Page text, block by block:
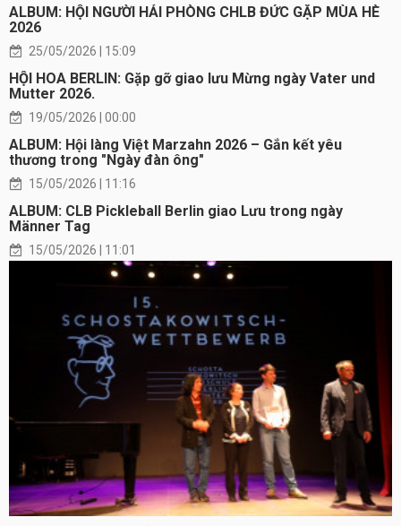
ALBUM: HỘI NGƯỜI HẢI PHÒNG CHLB ĐỨC GẶP MÙA HÈ
2026
25/05/2026 | 15:09
HỘI HOA BERLIN: Gặp gỡ giao lưu Mừng ngày Vater und
Mutter 2026.
19/05/2026 | 00:00
ALBUM: Hội làng Việt Marzahn 2026 – Gắn kết yêu
thương trong "Ngày đàn ông"
15/05/2026 | 11:16
ALBUM: CLB Pickleball Berlin giao Lưu trong ngày
Männer Tag
15/05/2026 | 11:01